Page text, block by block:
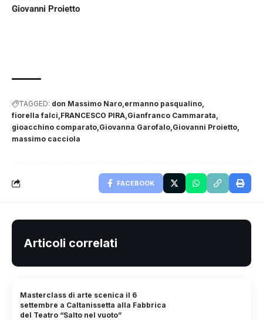
Giovanni Proietto
TAGGED: don Massimo Naro ermanno pasqualino
fiorella falci FRANCESCO PIRA Gianfranco Cammarata
gioacchino comparato Giovanna Garofalo Giovanni Proietto
massimo cacciola
FACEBOOK
Articoli correlati
Masterclass di arte scenica il 6
settembre a Caltanissetta alla Fabbrica
del Teatro “Salto nel vuoto”